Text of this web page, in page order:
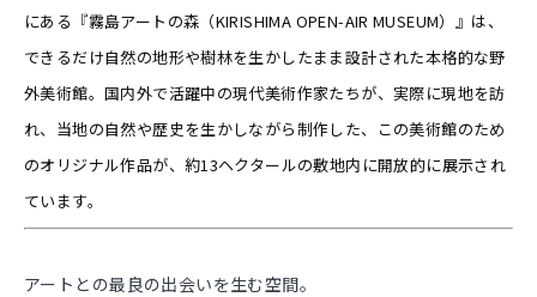
にある『霧島アートの森（KIRISHIMA OPEN-AIR MUSEUM）』は、
できるだけ自然の地形や樹林を生かしたまま設計された本格的な野
外美術館。国内外で活躍中の現代美術作家たちが、実際に現地を訪
れ、当地の自然や歴史を生かしながら制作した、この美術館のため
のオリジナル作品が、約13ヘクタールの敷地内に開放的に展示され
ています。
アートとの最良の出会いを生む空間。